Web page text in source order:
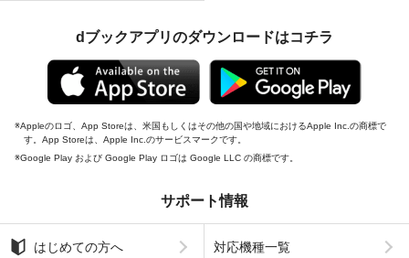
dブックアプリのダウンロードはコチラ
Appleのロゴ、App Storeは、米国もしくはその他の国や地域におけるApple Inc.の商標で
す。App Storeは、Apple Inc.のサービスマークです。
Google Play および Google Play ロゴは Google LLC の商標です。
サポート情報
はじめての方へ 対応機種一覧